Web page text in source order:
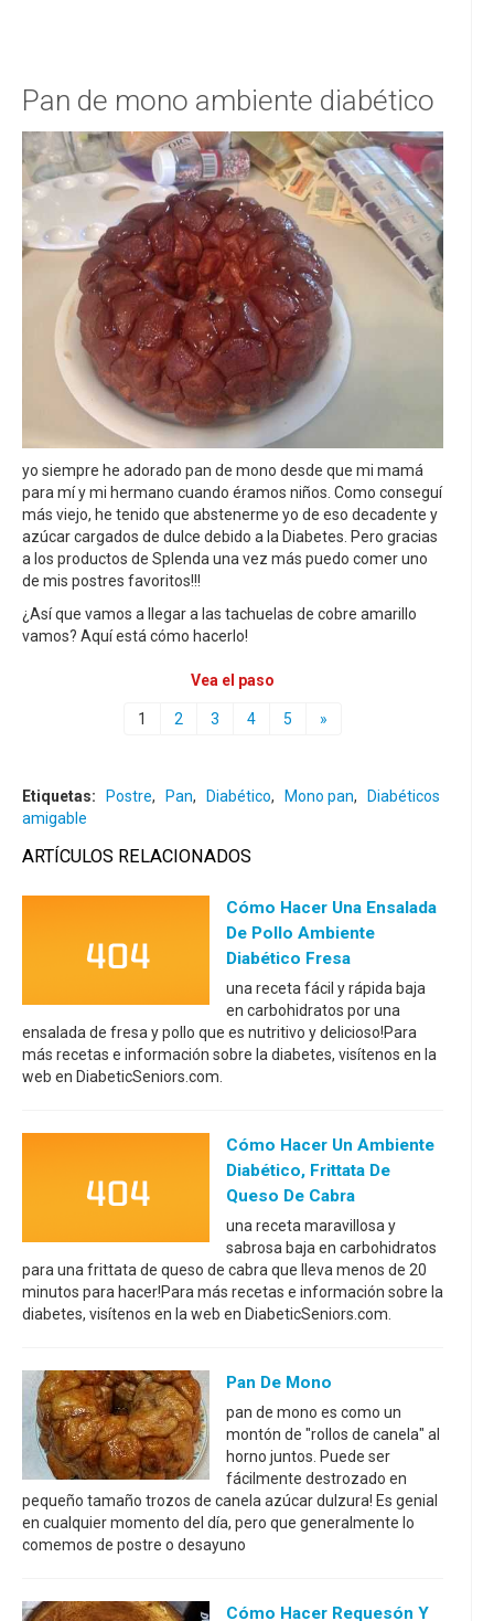
Pan de mono ambiente diabético
yo siempre he adorado pan de mono desde que mi mamá
para mí y mi hermano cuando éramos niños. Como conseguí
más viejo, he tenido que abstenerme yo de eso decadente y
azúcar cargados de dulce debido a la Diabetes. Pero gracias
a los productos de Splenda una vez más puedo comer uno
de mis postres favoritos!!!
¿Así que vamos a llegar a las tachuelas de cobre amarillo
vamos? Aquí está cómo hacerlo!
Vea el paso
1 2 3 4 5 »
Etiquetas: Postre, Pan, Diabético, Mono pan,
Diabéticos
amigable
ARTÍCULOS RELACIONADOS
Cómo Hacer Una Ensalada
De Pollo Ambiente
Diabético Fresa
una receta fácil y rápida baja
en carbohidratos por una
ensalada de fresa y pollo que es nutritivo y delicioso!Para
más recetas e información sobre la diabetes, visítenos en la
web en DiabeticSeniors.com.
Cómo Hacer Un Ambiente
Diabético, Frittata De
Queso De Cabra
una receta maravillosa y
sabrosa baja en carbohidratos
para una frittata de queso de cabra que lleva menos de 20
minutos para hacer!Para más recetas e información sobre la
diabetes, visítenos en la web en DiabeticSeniors.com.
Pan De Mono
pan de mono es como un
montón de "rollos de canela" al
horno juntos. Puede ser
fácilmente destrozado en
pequeño tamaño trozos de canela azúcar dulzura! Es genial
en cualquier momento del día, pero que generalmente lo
comemos de postre o desayuno
Cómo Hacer Requesón Y